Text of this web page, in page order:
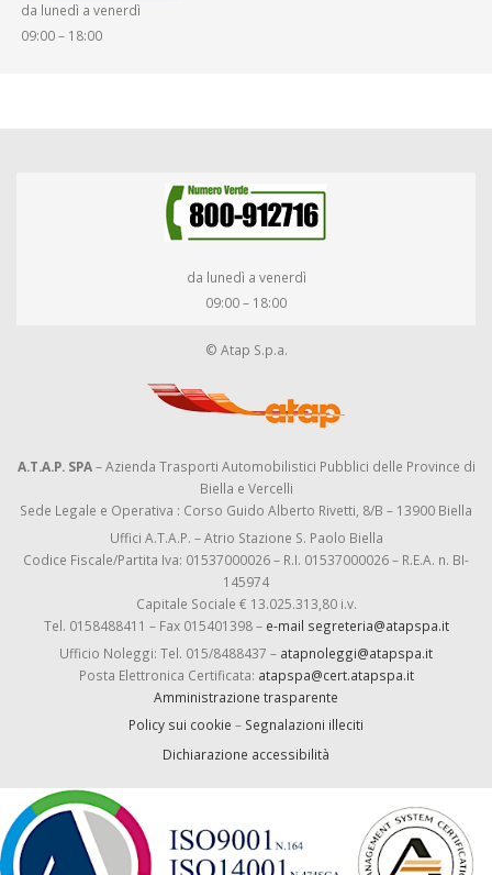
da lunedì a venerdì
09:00 – 18:00
da lunedì a venerdì
09:00 – 18:00
© Atap S.p.a.
A.T.A.P. SPA– Azienda Trasporti Automobilistici Pubblici delle Province di
Biella e Vercelli
Sede Legale e Operativa : Corso Guido Alberto Rivetti, 8/B – 13900 Biella
Uffici A.T.A.P. – Atrio Stazione S. Paolo Biella
Codice Fiscale/Partita Iva: 01537000026 – R.I. 01537000026 – R.E.A. n. BI-
145974
Capitale Sociale € 13.025.313,80 i.v.
Tel. 0158488411 – Fax 015401398 – e-mail segreteria@atapspa.it
Ufficio Noleggi: Tel. 015/8488437 – atapnoleggi@atapspa.it
Posta Elettronica Certificata: atapspa@cert.atapspa.it
Amministrazione trasparente
Policy sui cookie – Segnalazioni illeciti
Dichiarazione accessibilità